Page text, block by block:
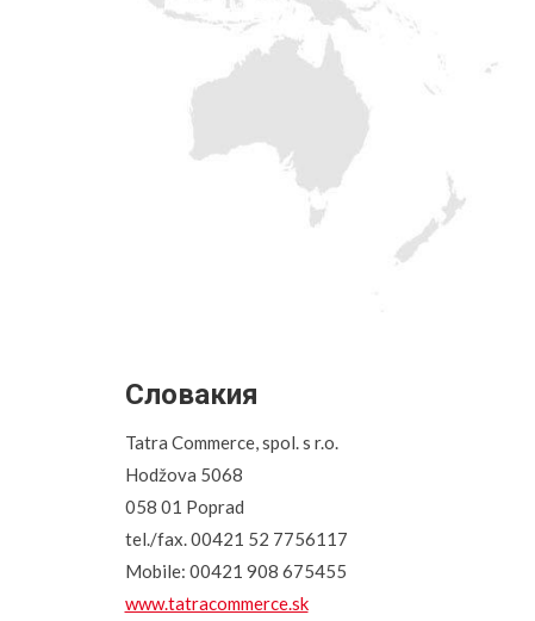
Словакия
Tatra Commerce, spol. s r.o.
Hodžova 5068
058 01 Poprad
tel./fax. 00421 52 7756117
Mobile: 00421 908 675455
www.tatracommerce.sk